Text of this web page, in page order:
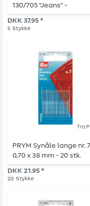
130/705 "Jeans" -
størrelse 90 - 5 stk.
DKK 37.95 *
5 Stykke
fra
PRYM Synåle lange nr.
0,70 x 38 mm - 20 stk.
DKK 21.95 *
20 Stykke